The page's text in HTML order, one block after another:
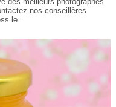
nos conseillères
le...